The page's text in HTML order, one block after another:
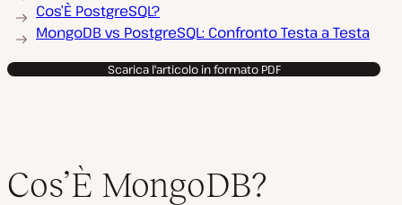
Cos’È PostgreSQL?
MongoDB vs PostgreSQL: Confronto Testa a Testa
Scarica l'articolo in formato PDF
Cos’È MongoDB?